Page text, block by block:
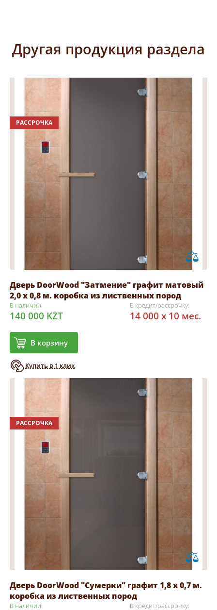
Другая продукция раздела
РАССРОЧКА
Дверь DoorWood "Затмение" графит матовый
2,0 х 0,8 м. коробка из лиственных пород
В наличии
140 000 KZT
В корзину
Купить в 1 клик
В кредит/рассрочку:
14 000 x 10 мес.
РАССРОЧКА
Дверь DoorWood "Сумерки" графит 1,8 х 0,7 м.
коробка из лиственных пород
В наличии В кредит/рассрочку: